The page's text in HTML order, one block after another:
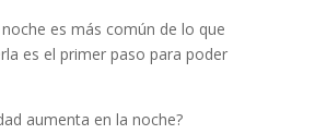
es más común de lo que
es el primer paso para poder
aumenta en la noche?